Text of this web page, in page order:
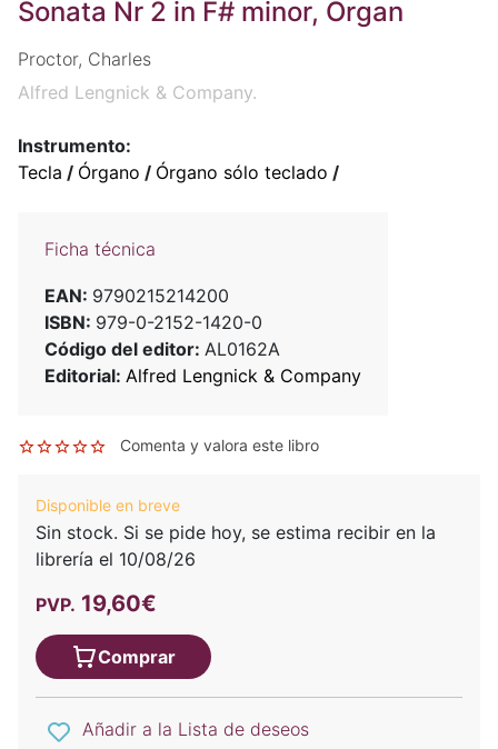
Sonata Nr 2 in F# minor, Organ
Proctor, Charles
Alfred Lengnick & Company.
Instrumento:
Tecla / Órgano / Órgano sólo teclado /
Ficha técnica
EAN: 9790215214200
ISBN: 979-0-2152-1420-0
Código del editor: AL0162A
Editorial: Alfred Lengnick & Company
Comenta y valora este libro
Disponible en breve
Sin stock. Si se pide hoy, se estima recibir en la
librería el 10/08/26
PVP. 19,60€
Comprar
Añadir a la Lista de deseos